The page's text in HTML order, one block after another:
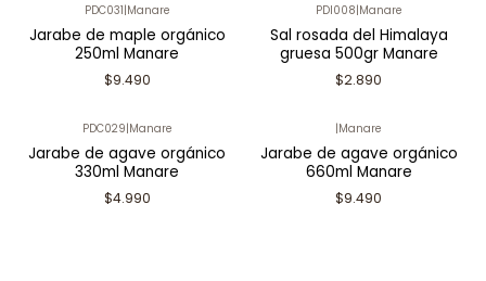
PDC031 Manare
Jarabe de maple orgánico
250ml Manare
$9.490
PDI008 Manare
Sal rosada del Himalaya
gruesa 500gr Manare
$2.890
PDC029 Manare
Jarabe de agave orgánico
330ml Manare
$4.990
Manare
Jarabe de agave orgánico
660ml Manare
$9.490